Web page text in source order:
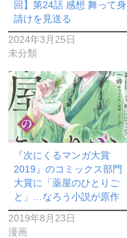
回】第24話 感想 舞って身
請けを見送る
2024年3月25日
未分類
『次にくるマンガ大賞
2019』のコミックス部門
大賞に「薬屋のひとりご
と」…なろう小説が原作
2019年8月23日
漫画